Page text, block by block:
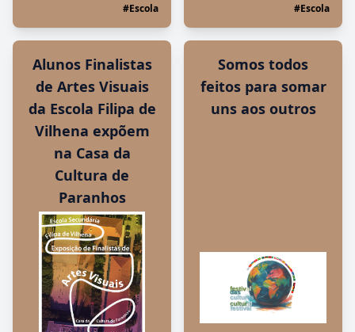
#Escola #Escola
Alunos Finalistas
de Artes Visuais
da Escola Filipa de
Vilhena expõem
na Casa da
Cultura de
Paranhos
Somos todos
feitos para somar
uns aos outros